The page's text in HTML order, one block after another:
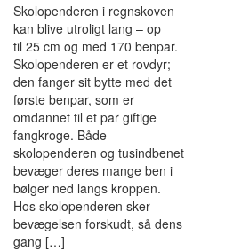
Skolopenderen i regnskoven
kan blive utroligt lang – op
til 25 cm og med 170 benpar.
Skolopenderen er et rovdyr;
den fanger sit bytte med det
første benpar, som er
omdannet til et par giftige
fangkroge. Både
skolopenderen og tusindbenet
bevæger deres mange ben i
bølger ned langs kroppen.
Hos skolopenderen sker
bevægelsen forskudt, så dens
gang […]